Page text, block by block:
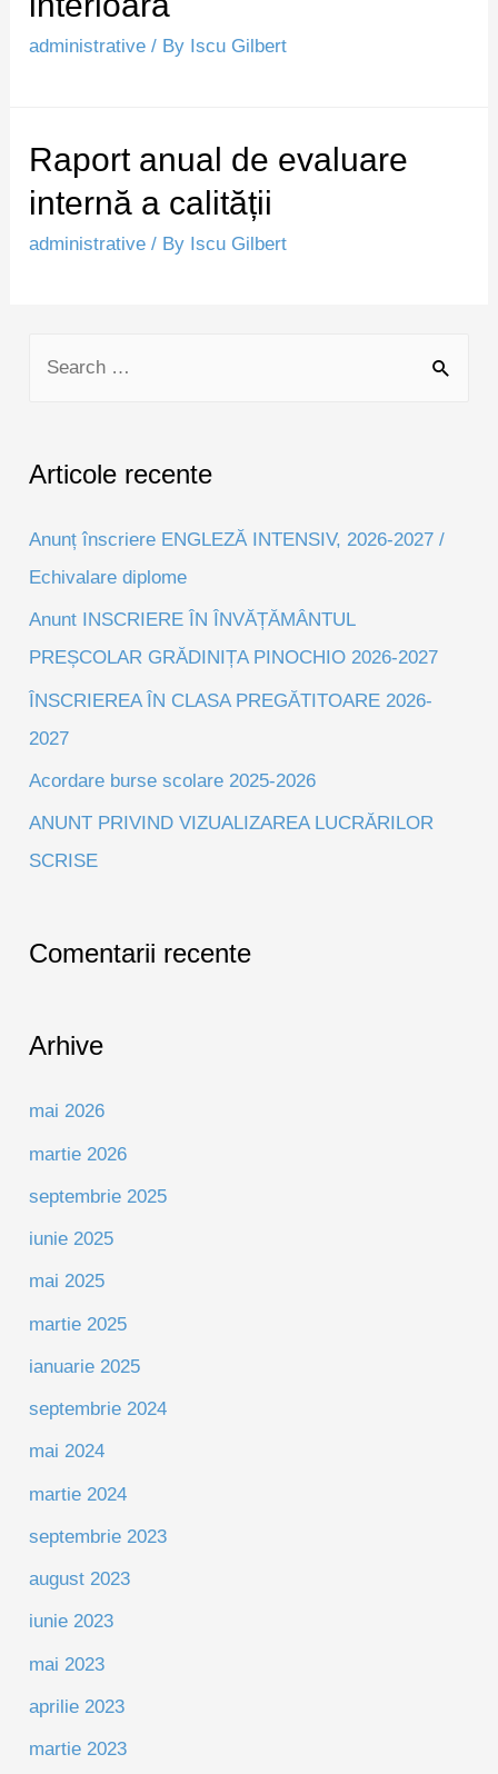
administrative / By Iscu Gilbert
Raport anual de evaluare
internă a calității
administrative / By Iscu Gilbert
r
h
f
o
r
:
Articole recente
Anunț înscriere ENGLEZĂ INTENSIV, 2026-2027 /
Echivalare diplome
Anunt INSCRIERE ÎN ÎNVĂȚĂMÂNTUL
PREȘCOLAR GRĂDINIȚA PINOCHIO 2026-2027
ÎNSCRIEREA ÎN CLASA PREGĂTITOARE 2026-
2027
Acordare burse scolare 2025-2026
ANUNT PRIVIND VIZUALIZAREA LUCRĂRILOR
SCRISE
Comentarii recente
Arhive
mai 2026
martie 2026
septembrie 2025
iunie 2025
mai 2025
martie 2025
ianuarie 2025
septembrie 2024
mai 2024
martie 2024
septembrie 2023
august 2023
iunie 2023
mai 2023
aprilie 2023
martie 2023